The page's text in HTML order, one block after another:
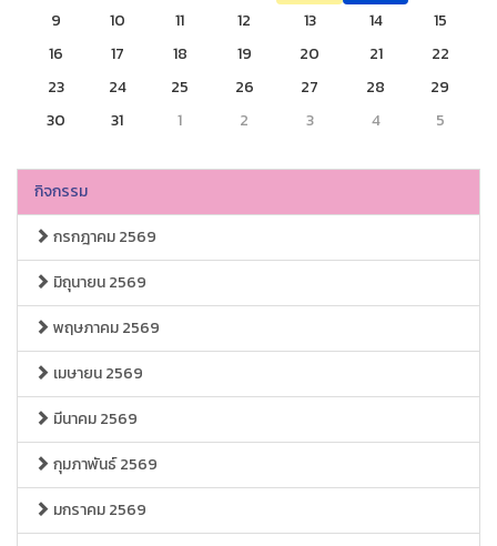
9
10 11 12 13 14
15
16
17 18 19 20 21
22
23
24 25 26 27 28
29
30
31 1 2 3 4 5
กิจกรรม
กรกฎาคม 2569
มิถุนายน 2569
พฤษภาคม 2569
เมษายน 2569
มีนาคม 2569
กุมภาพันธ์ 2569
มกราคม 2569